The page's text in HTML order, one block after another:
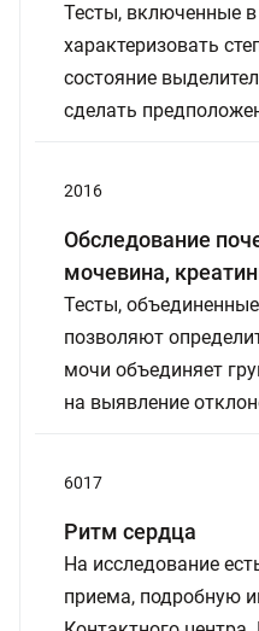
Тесты, включенные
характеризовать
состояние
сделать
2016
Обследование
мочевина,
Тесты,
позволяют
мочи объединяет
на выявление
6017
Ритм сердца
На исследование
приема, подробную